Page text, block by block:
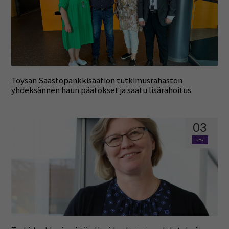
Töysän Säästöpankkisäätiön tutkimusrahaston
yhdeksännen haun päätökset ja saatu lisärahoitus
03
kesä